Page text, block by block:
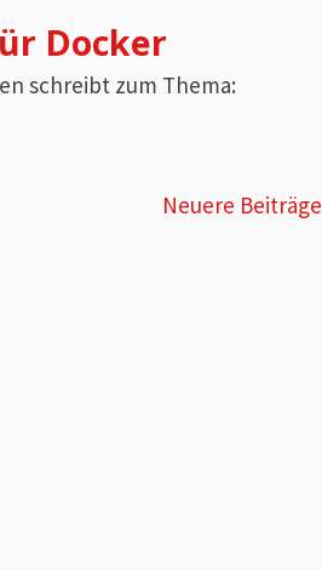
Docker
schreibt zum Thema:
Neuere Beiträge